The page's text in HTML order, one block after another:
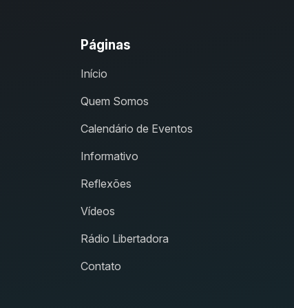
Páginas
Início
Quem Somos
Calendário de Eventos
Informativo
Reflexões
Vídeos
Rádio Libertadora
Contato